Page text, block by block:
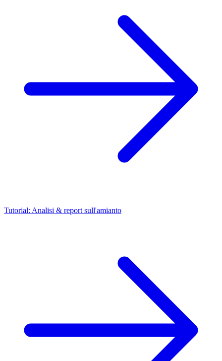
Tutorial: Analisi & report sull'amianto